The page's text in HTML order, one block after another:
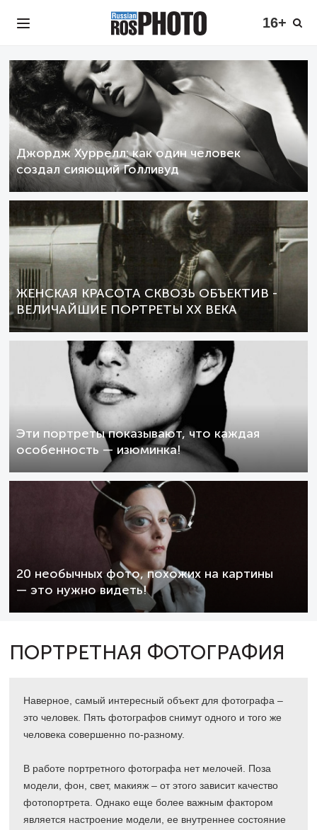
16+
Джордж Хуррелл: как один человек
создал сияющий Голливуд
ЖЕНСКАЯ КРАСОТА СКВОЗЬ ОБЪЕКТИВ -
ВЕЛИЧАЙШИЕ ПОРТРЕТЫ XX ВЕКА
Эти портреты показывают, что каждая
особенность — изюминка!
20 необычных фото, похожих на картины
— это нужно видеть!
ПОРТРЕТНАЯ ФОТОГРАФИЯ
Наверное, самый интересный объект для фотографа –
это человек. Пять фотографов снимут одного и того же
человека совершенно по-разному.
В работе портретного фотографа нет мелочей. Поза
модели, фон, свет, макияж – от этого зависит качество
фотопортрета. Однако еще более важным фактором
является настроение модели, ее внутреннее состояние